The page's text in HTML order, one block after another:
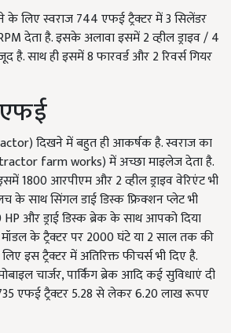
लिए स्वराज 744 एफई ट्रैक्टर में 3 सिलेंडर
देता है. इसके अलावा इसमें 2 व्हील ड्राइव / 4
है. साथ ही इसमें 8 फारवर्ड और 2 रिवर्स गियर
दिखने में बहुत ही आकर्षक है. स्वराज का
farm works) में अच्छा माइलेज देता है.
1800 आरपीएम और 2 व्हील ड्राइव वेरिएंट भी
के साथ सिंगल डाई डिस्क फ्रिक्शन प्लेट भी
और ड्राई डिस्क ब्रेक के साथ आपको दिया
के ट्रैक्टर पर 2000 घंटे या 2 साल तक की
इस ट्रैक्टर में अतिरिक्त फीचर्स भी दिए है.
चार्जर, पार्किंग ब्रेक आदि कई सुविधाएं दी
एफई ट्रैक्टर 5.28 से लेकर 6.20 लाख रूपए